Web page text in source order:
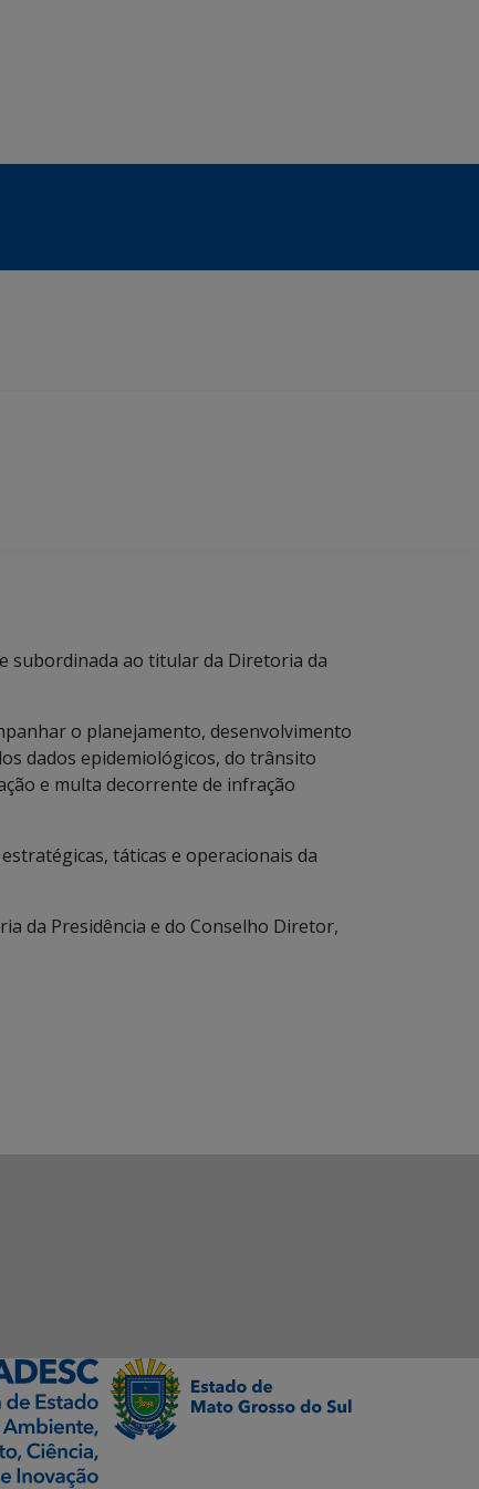
subordinada ao titular da Diretoria da
o planejamento, desenvolvimento
dados epidemiológicos, do trânsito
e multa decorrente de infração
táticas e operacionais da
da Presidência e do Conselho Diretor,